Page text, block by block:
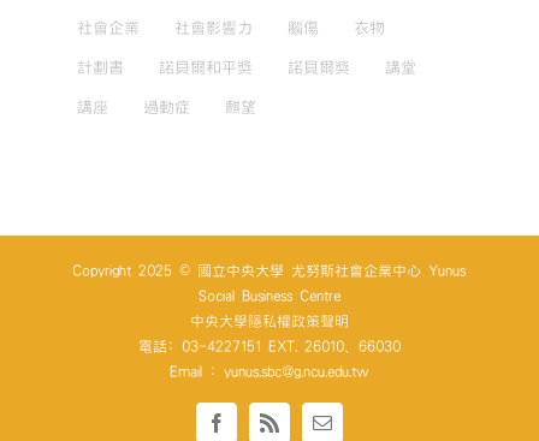
社會企業 社會影響力 腦傷 衣物
計劃書 諾貝爾和平獎 諾貝爾獎 講堂
講座 過動症 麒望
Copyright 2025 © 國立中央大學 尤努斯社會企業中心 Yunus
Social Business Centre
中央大學隱私權政策聲明
電話: 03-4227151 EXT. 26010、66030
Email : yunus.sbc@g.ncu.edu.tw
Facebook
Rss Email: